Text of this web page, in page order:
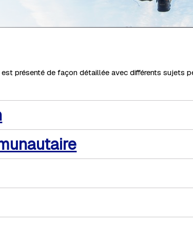
présenté de façon détaillée avec différents sujets